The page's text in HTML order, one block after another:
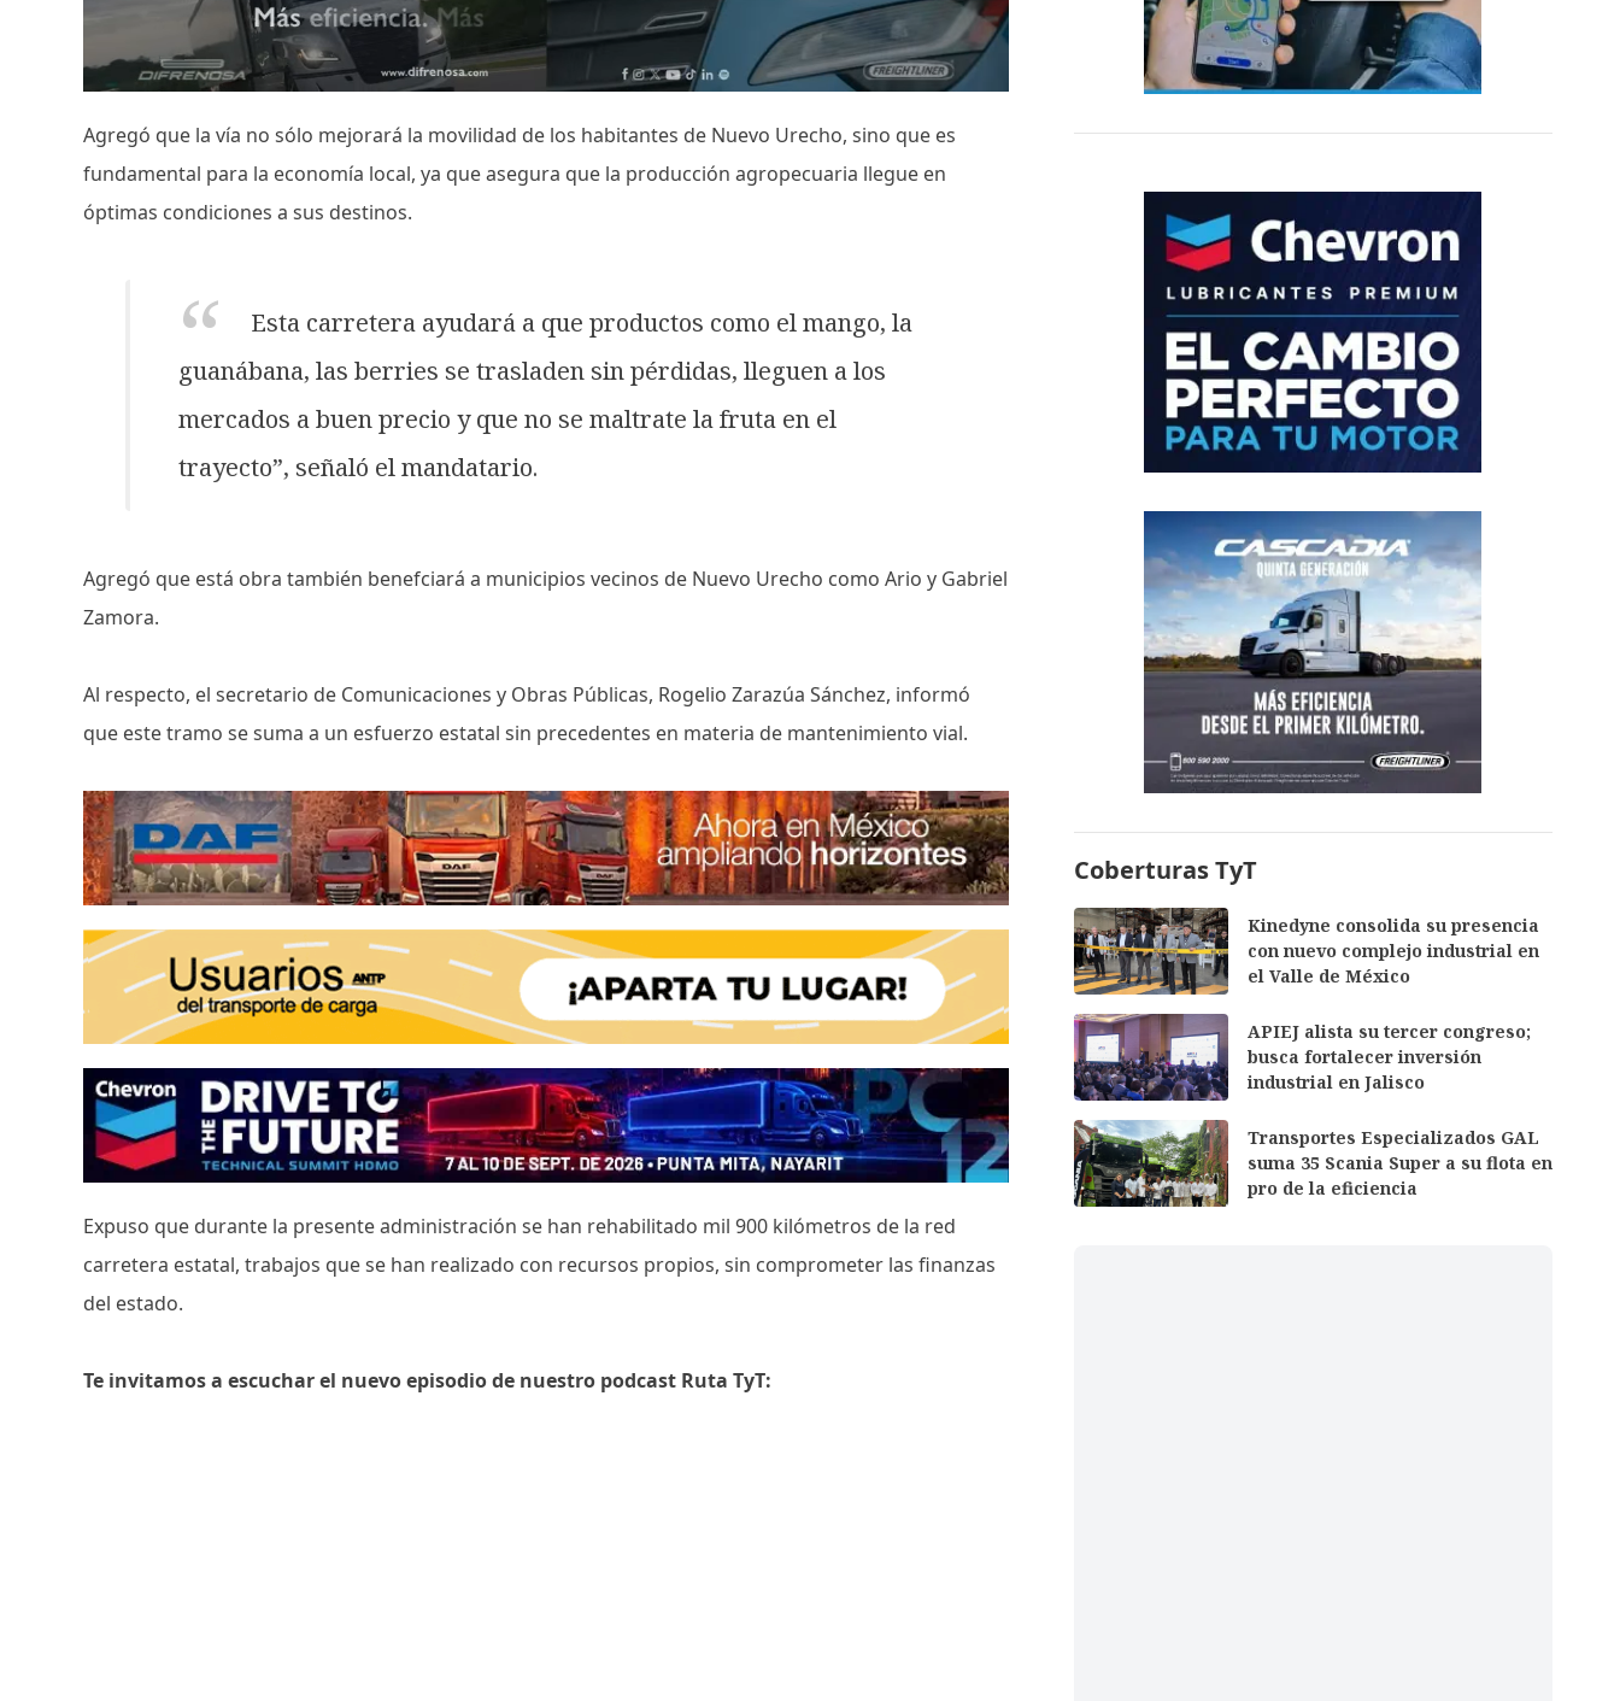
Agregó que la vía no sólo mejorará la movilidad de los habitantes de Nuevo Urecho, sino que es
fundamental para la economía local, ya que asegura que la producción agropecuaria llegue en
óptimas condiciones a sus destinos.
Esta carretera ayudará a que productos como el mango, la
guanábana, las berries se trasladen sin pérdidas, lleguen a los
mercados a buen precio y que no se maltrate la fruta en el
trayecto”, señaló el mandatario.
Agregó que está obra también benefciará a municipios vecinos de Nuevo Urecho como Ario y Gabriel
Zamora.
Al respecto, el secretario de Comunicaciones y Obras Públicas, Rogelio Zarazúa Sánchez, informó
que este tramo se suma a un esfuerzo estatal sin precedentes en materia de mantenimiento vial.
Expuso que durante la presente administración se han rehabilitado mil 900 kilómetros de la red
carretera estatal, trabajos que se han realizado con recursos propios, sin comprometer las finanzas
del estado.
Te invitamos a escuchar el nuevo episodio de nuestro podcast Ruta TyT:
Coberturas TyT
Kinedyne consolida su presencia
con nuevo complejo industrial en
el Valle de México
APIEJ alista su tercer congreso;
busca fortalecer inversión
industrial en Jalisco
Transportes Especializados GAL
suma 35 Scania Super a su flota en
pro de la eficiencia